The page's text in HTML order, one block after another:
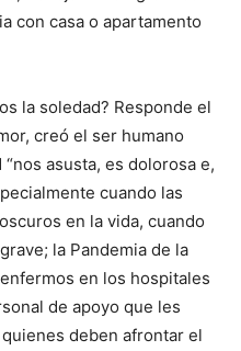
con casa o apartamento
la soledad? Responde el
creó el ser humano
asusta, es dolorosa e,
cuando las
en la vida, cuando
la Pandemia de la
en los hospitales
de apoyo que les
deben afrontar el